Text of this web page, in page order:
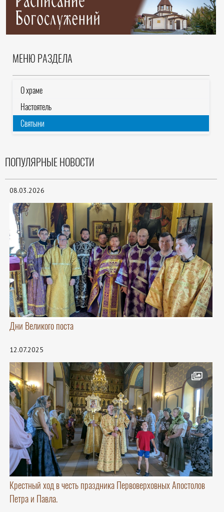
МЕНЮ РАЗДЕЛА
О храме
Настоятель
Святыни
ПОПУЛЯРНЫЕ НОВОСТИ
08.03.2026
Дни Великого поста
12.07.2025
Крестный ход в честь праздника Первоверховных Апостолов
Петра и Павла.